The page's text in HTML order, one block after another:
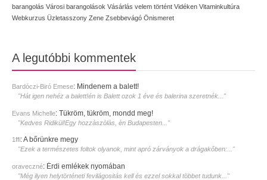
barangolás Városi barangolások Vásárlás velem történt Vidéken Vitaminkultúra
Webkurzus Üzletasszony Zene Zsebbevágó Önismeret
A legutóbbi kommentek
Bardóczi-Biró Emese: Mindenem a balett!
"Hát igen nehéz a balett!én is Balett ozok 1 éve és balerina szeretnék..."
Evans Michelle: Tükröm, tükröm, mondd meg!
"Kedves Ridikül!Egy hozzàszòlàs, èn Budapesten..."
1ffi:A bőrünkre megy
"Ezek a természetes foltok olyanok, mint apró zárványok a drágakőben:..."
oraveczné: Érdi emlékek nyomában
"Még ilyen helytörténeti fevilágositás kell és ezzel sokkal többet tudunk..."